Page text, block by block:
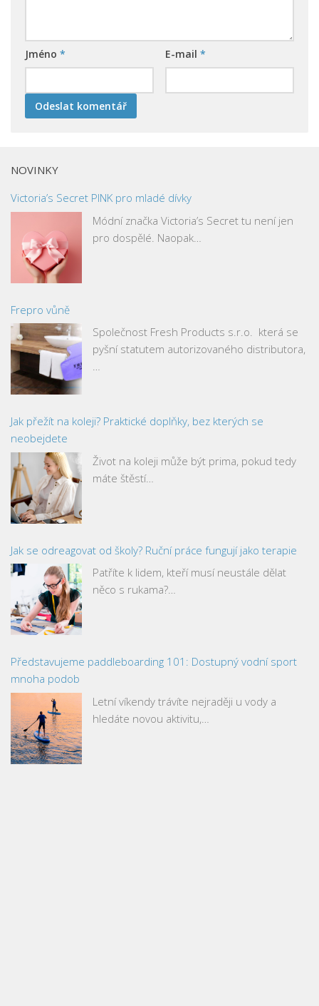
Jméno * E-mail *
NOVINKY
Victoria’s Secret PINK pro mladé dívky
Módní značka Victoria’s Secret tu není jen
pro dospělé. Naopak…
Frepro vůně
Společnost Fresh Products s.r.o. která se
pyšní statutem autorizovaného distributora,
…
Jak přežít na koleji? Praktické doplňky, bez kterých se
neobejdete
Život na koleji může být prima, pokud tedy
máte štěstí…
Jak se odreagovat od školy? Ruční práce fungují jako terapie
Patříte k lidem, kteří musí neustále dělat
něco s rukama?…
Představujeme paddleboarding 101: Dostupný vodní sport
mnoha podob
Letní víkendy trávíte nejraději u vody a
hledáte novou aktivitu,…